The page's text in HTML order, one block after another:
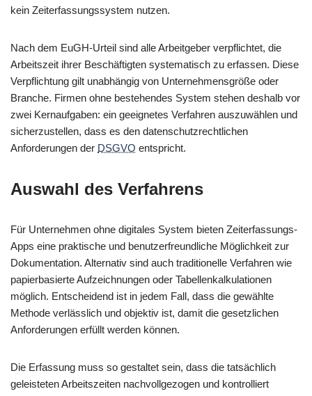
kein Zeiterfassungssystem nutzen.
Nach dem EuGH-Urteil sind alle Arbeitgeber verpflichtet, die
Arbeitszeit ihrer Beschäftigten systematisch zu erfassen. Diese
Verpflichtung gilt unabhängig von Unternehmensgröße oder
Branche. Firmen ohne bestehendes System stehen deshalb vor
zwei Kernaufgaben: ein geeignetes Verfahren auszuwählen und
sicherzustellen, dass es den datenschutzrechtlichen
Anforderungen der DSGVO entspricht.
Auswahl des Verfahrens
Für Unternehmen ohne digitales System bieten Zeiterfassungs-
Apps eine praktische und benutzerfreundliche Möglichkeit zur
Dokumentation. Alternativ sind auch traditionelle Verfahren wie
papierbasierte Aufzeichnungen oder Tabellenkalkulationen
möglich. Entscheidend ist in jedem Fall, dass die gewählte
Methode verlässlich und objektiv ist, damit die gesetzlichen
Anforderungen erfüllt werden können.
Die Erfassung muss so gestaltet sein, dass die tatsächlich
geleisteten Arbeitszeiten nachvollgezogen und kontrolliert